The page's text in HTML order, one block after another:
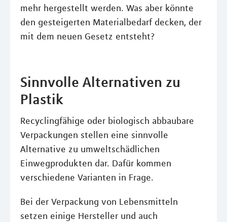
mehr hergestellt werden. Was aber könnte
den gesteigerten Materialbedarf decken, der
mit dem neuen Gesetz entsteht?
Sinnvolle Alternativen zu
Plastik
Recyclingfähige oder biologisch abbaubare
Verpackungen stellen eine sinnvolle
Alternative zu umweltschädlichen
Einwegprodukten dar. Dafür kommen
verschiedene Varianten in Frage.
Bei der Verpackung von Lebensmitteln
setzen einige Hersteller und auch